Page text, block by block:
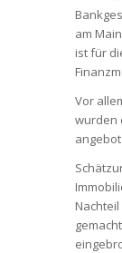
am
ist für
Vor
wurden